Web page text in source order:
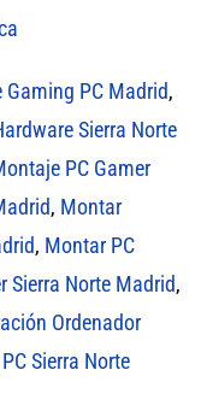
Gaming PC Madrid,
Sierra Norte
PC Gamer
, Montar
, Montar PC
Sierra Norte Madrid,
Ordenador
Sierra Norte